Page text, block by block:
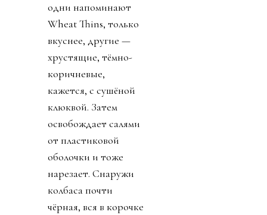
одни напоминают
Wheat Thins, только
вкуснее, другие —
хрустящие, тёмно-
коричневые,
кажется, с сушёной
клюквой. Затем
освобождает салями
от пластиковой
оболочки и тоже
нарезает. Снаружи
колбаса почти
чёрная, вся в корочке